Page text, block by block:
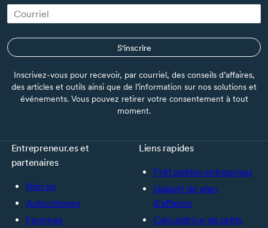
S'inscrire
Inscrivez-vous pour recevoir, par courriel, des conseils d’affaires,
des articles et outils ainsi que de l’information sur nos solutions et
événements. Vous pouvez retirer votre consentement à tout
moment.
Entrepreneur.es et
partenaires
Noir.es
Autochtones
Femmes
Liens rapides
Prêt petites entreprises
Gabarit de plan
d’affaires
Calculatrice de prêts